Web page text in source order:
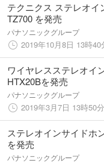
テクニクス ステレオイ
TZ700 を発売
パナソニックグループ
2019年10月8日 13時40
ワイヤレスステレオイ
HTX20Bを発売
パナソニックグループ
2019年3月7日 13時50分
ステレオインサイドホ
を発売
パナソニックグループ